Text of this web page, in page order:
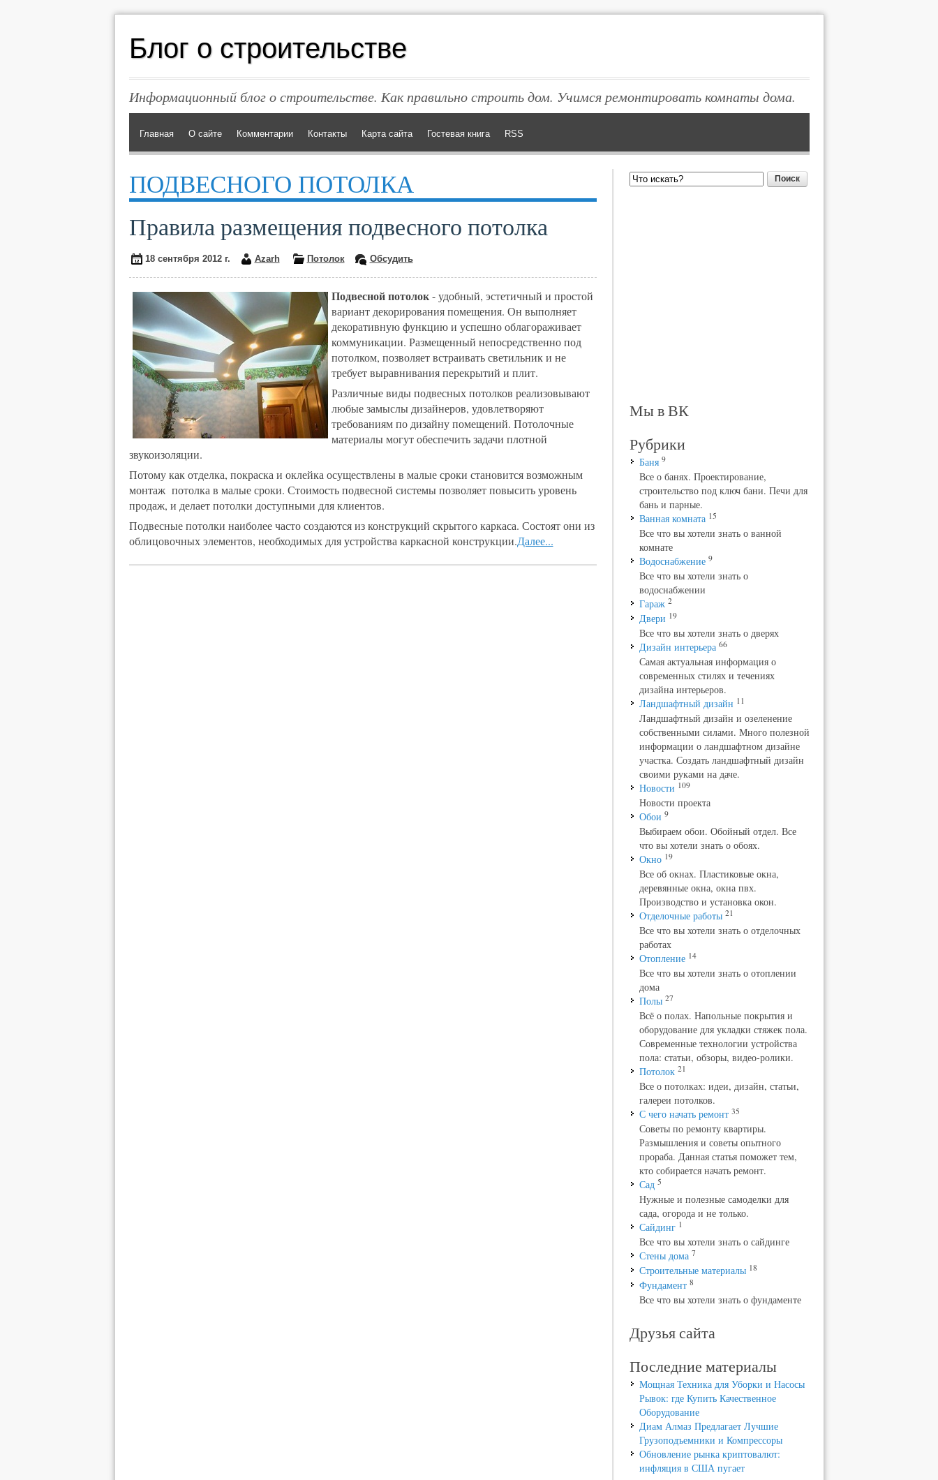
Блог о строительстве
Информационный блог о строительстве. Как правильно строить дом. Учимся ремонтировать комнаты дома.
Главная О сайте Комментарии Контакты Карта сайта Гостевая книга RSS
ПОДВЕСНОГО ПОТОЛКА
Правила размещения подвесного потолка
18 сентября 2012 г. Azarh Потолок Обсудить
Подвесной потолок- удобный, эстетичный и простой
вариант декорирования помещения. Он выполняет
декоративную функцию и успешно облагораживает
коммуникации. Размещенный непосредственно под
потолком, позволяет встраивать светильник и не
требует выравнивания перекрытий и плит.
Различные виды подвесных потолков реализовывают
любые замыслы дизайнеров, удовлетворяют
требованиям по дизайну помещений. Потолочные
материалы могут обеспечить задачи плотной
звукоизоляции.
Потому как отделка, покраска и оклейка осуществлены в малые сроки становится возможным
монтаж потолка в малые сроки. Стоимость подвесной системы позволяет повысить уровень
продаж, и делает потолки доступными для клиентов.
Подвесные потолки наиболее часто создаются из конструкций скрытого каркаса. Состоят они из
облицовочных элементов, необходимых для устройства каркасной конструкции.Далее...
Поиск
Мы в ВК
Рубрики
Баня 9
Все о банях. Проектирование,
строительство под ключ бани. Печи для
бань и парные.
Ванная комната 15
Все что вы хотели знать о ванной
комнате
Водоснабжение 9
Все что вы хотели знать о
водоснабжении
Гараж 2
Двери 19
Все что вы хотели знать о дверях
Дизайн интерьера 66
Самая актуальная информация о
современных стилях и течениях
дизайна интерьеров.
Ландшафтный дизайн 11
Ландшафтный дизайн и озеленение
собственными силами. Много полезной
информации о ландшафтном дизайне
участка. Создать ландшафтный дизайн
своими руками на даче.
Новости 109
Новости проекта
Обои 9
Выбираем обои. Обойный отдел. Все
что вы хотели знать о обоях.
Окно 19
Все об окнах. Пластиковые окна,
деревянные окна, окна пвх.
Производство и установка окон.
Отделочные работы 21
Все что вы хотели знать о отделочных
работах
Отопление 14
Все что вы хотели знать о отоплении
дома
Полы 27
Всё о полах. Напольные покрытия и
оборудование для укладки стяжек пола.
Современные технологии устройства
пола: статьи, обзоры, видео-ролики.
Потолок 21
Все о потолках: идеи, дизайн, статьи,
галереи потолков.
С чего начать ремонт 35
Советы по ремонту квартиры.
Размышления и советы опытного
прораба. Данная статья поможет тем,
кто собирается начать ремонт.
Сад 5
Нужные и полезные самоделки для
сада, огорода и не только.
Сайдинг 1
Все что вы хотели знать о сайдинге
Стены дома 7
Строительные материалы 18
Фундамент 8
Все что вы хотели знать о фундаменте
Друзья сайта
Последние материалы
Мощная Техника для Уборки и Насосы
Рывок: где Купить Качественное
Оборудование
Диам Алмаз Предлагает Лучшие
Грузоподъемники и Компрессоры
Обновление рынка криптовалют:
инфляция в США пугает